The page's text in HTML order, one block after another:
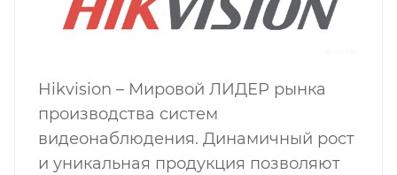
Hikvision – ​​​​​​​Мировой ЛИДЕР рынка
производства систем
видеонаблюдения. Динамичный рост
и уникальная продукция позволяют